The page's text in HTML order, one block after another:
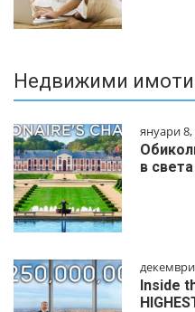
Недвижими имоти
януари 8,
в света
Inside